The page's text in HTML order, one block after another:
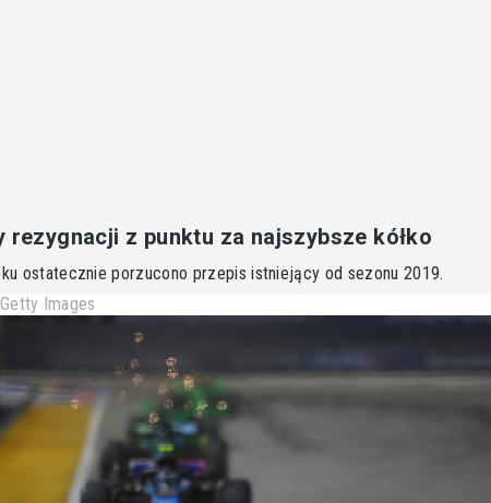
rezygnacji z punktu za najszybsze kółko
ostatecznie porzucono przepis istniejący od sezonu 2019.
Images